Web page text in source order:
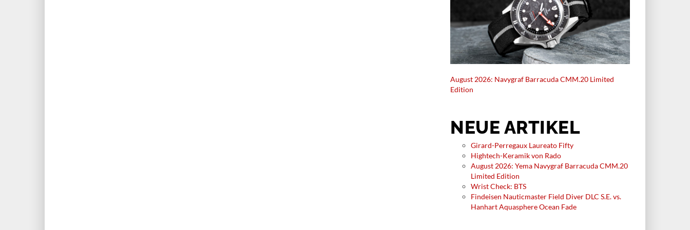
August 2026: Navygraf Barracuda CMM.20 Limited
Edition
NEUE ARTIKEL
Girard-Perregaux Laureato Fifty
Hightech-Keramik von Rado
August 2026: Yema Navygraf Barracuda CMM.20
Limited Edition
Wrist Check: BTS
Findeisen Nauticmaster Field Diver DLC S.E. vs.
Hanhart Aquasphere Ocean Fade